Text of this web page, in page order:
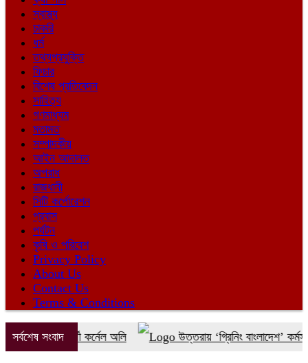
স্বাস্থ্য
চাকরি
ধর্ম
তথ্যপ্রযুক্তি
ফিচার
বিশেষ প্রতিবেদন
সাহিত্য
গণমাধ্যম
মতামত
সম্পাদকীয়
আইন আদালত
অপরাধ
রাজধানী
সিটি কর্পোরেশন
প্রবাস
পর্যটন
কৃষি ও পরিবেশ
Privacy Policy
About Us
Contact Us
Terms & Conditions
সর্বশেষ সংবাদ
কর্নেল অলি উত্তরায় ‘গ্রিনিং বাংলাদেশ’ কর্মসূচির অংশ হিসেবে